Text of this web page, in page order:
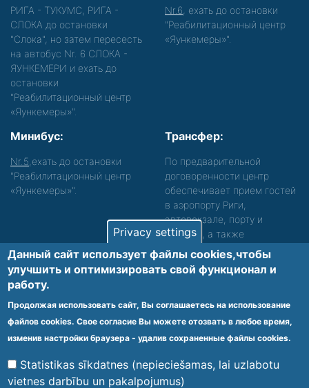
РИГА - ТУКУМС, РИГА -
СЛОКА до остановки
"Слока", но затем пересесть
на автобус Nr. 6 СЛОКА -
ЯУНКЕМЕРИ и ехать до
остановки
"Реабилитационный центр
«Яункемеры»".
Nr.6 , ехать до остановки
"Реабилитационный центр
«Яункемеры»".
Минибус:
Nr.5 ,ехать до остановки
"Реабилитационный центр
«Яункемеры»".
Трансфер:
По предварительной
договоренности центр
обеспечивает прием гостей
в аэропорту Риги,
автовокзале, порту и
вокзале, а также
сопровождение. Просьба
звонить, чтобы уточнить
детали.
Обеспечиваем доступность среды для лиц с
функциональными нарушениями.
Footer
menu
Vietnes karte Noteikumi un privātuma politika
Privacy settings
Данный сайт использует файлы cookies,чтобы
улучшить и оптимизировать cвой функционал и
работу.
Продолжая использовать сайт, Вы соглашаетесь на использование
файлов cookies. Свое согласие Вы можете отозвать в любое время,
изменив настройки браузера - удалив сохраненные файлы cookies.
Statistikas sīkdatnes (nepieciešamas, lai uzlabotu
vietnes darbību un pakalpojumus)